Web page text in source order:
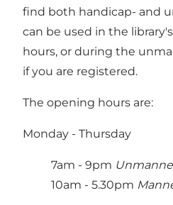
find both handicap- and
can be used in the
hours, or during the
if you are registered.
The opening hours are:
Monday - Thursday
7am - 9pm
10am - 5.30pm